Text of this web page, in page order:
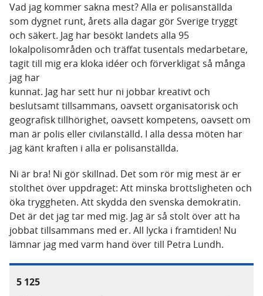
Vad jag kommer sakna mest? Alla er polisanställda
som dygnet runt, årets alla dagar gör Sverige tryggt
och säkert. Jag har besökt landets alla 95
lokalpolisområden och träffat tusentals medarbetare,
tagit till mig era kloka idéer och förverkligat så många
jag har
kunnat. Jag har sett hur ni jobbar kreativt och
beslutsamt tillsammans, oavsett organisatorisk och
geografisk tillhörighet, oavsett kompetens, oavsett om
man är polis eller civilanställd. I alla dessa möten har
jag känt kraften i alla er polisanställda.
Ni är bra! Ni gör skillnad. Det som rör mig mest är er
stolthet över uppdraget: Att minska brottsligheten och
öka tryggheten. Att skydda den svenska demokratin.
Det är det jag tar med mig. Jag är så stolt över att ha
jobbat tillsammans med er. All lycka i framtiden! Nu
lämnar jag med varm hand över till Petra Lundh.
5 125